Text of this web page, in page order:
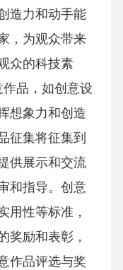
造力和动手能
，为观众带来
众的科技素
品，如创意设
想象力和创造
征集将征集到
供展示和交流
和指导。创意
用性等标准，
奖励和表彰，
作品评选与奖